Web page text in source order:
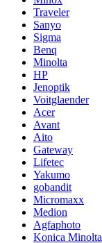
Traveler
Sanyo
Sigma
Benq
Minolta
HP
Jenoptik
Voitglaender
Acer
Avant
Aito
Gateway
Lifetec
Yakumo
gobandit
Micromaxx
Medion
Agfaphoto
Konica Minolta